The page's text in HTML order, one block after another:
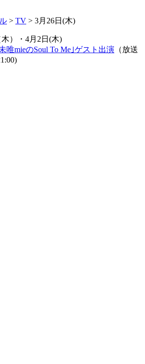
> TV > 3月26日(木)
木）・4月2日(木)
唯mieのSoul To Me｣ゲスト出演 （放送